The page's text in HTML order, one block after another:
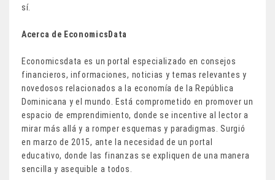
sí.
Acerca de EconomicsData
Economicsdata es un portal especializado en consejos
financieros, informaciones, noticias y temas relevantes y
novedosos relacionados a la economía de la República
Dominicana y el mundo. Está comprometido en promover un
espacio de emprendimiento, donde se incentive al lector a
mirar más allá y a romper esquemas y paradigmas. Surgió
en marzo de 2015, ante la necesidad de un portal
educativo, donde las finanzas se expliquen de una manera
sencilla y asequible a todos.